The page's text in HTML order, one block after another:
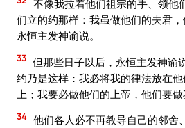
不像我拉着他们祖宗的手、领他
们立的约那样：我虽做他们的夫君，
永恒主发神谕说。
33 但那些日子以后，永恒主发神谕
约乃是这样：我必将我的律法放在
上；我要必做他们的上帝，他们要做
34 他们各人必不再教导自己的邻舍